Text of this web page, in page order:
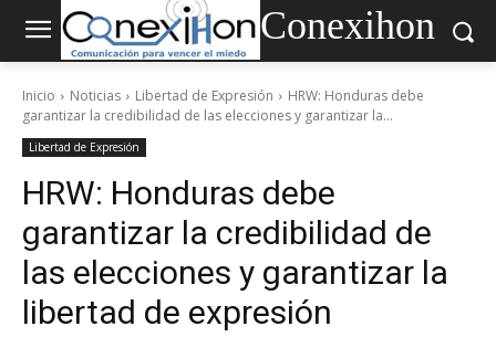
Conexihon
Inicio Noticias Libertad de Expresión
HRW: Honduras debe
garantizar la credibilidad de las elecciones y garantizar la...
Libertad de Expresión
HRW: Honduras debe
garantizar la credibilidad de
las elecciones y garantizar la
libertad de expresión